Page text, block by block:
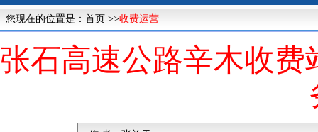
您现在的位置是： 首页 >>收费运营
张石高速公路辛木收